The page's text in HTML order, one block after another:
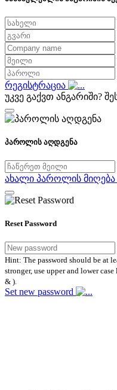
რეგისტრაცია
უკვე გაქვთ ანგარიში?
პაროლის აღდგენა
ახალი პაროლის მიღება
Reset Password
Hint: The password should be at
stronger, use upper and lower
& ).
Set new password